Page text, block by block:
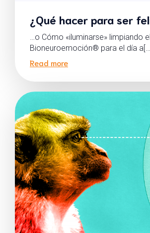
¿Qué hacer para ser
…o Cómo «iluminarse» limpiando
Bioneuroemoción® para el día
Read more